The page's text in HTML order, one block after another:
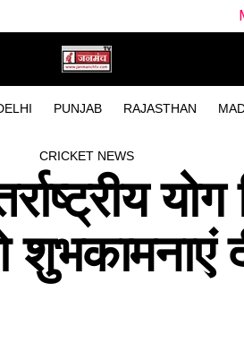
PUNJAB RAJASTHAN
CRICKET NEWS
ML vs TRT
शुभकामनाएं